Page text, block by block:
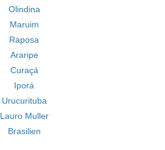
Olindina
Maruim
Raposa
Araripe
Curaçá
Iporá
Urucurituba
Lauro Muller
Brasilien